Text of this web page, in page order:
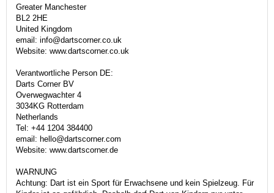
Greater Manchester
BL2 2HE
United Kingdom
email: info@dartscorner.co.uk
Website: www.dartscorner.co.uk
Verantwortliche Person DE:
Darts Corner BV
Overwegwachter 4
3034KG Rotterdam
Netherlands
Tel: +44 1204 384400
email: hello@dartscorner.com
Website: www.dartscorner.de
WARNUNG
Achtung: Dart ist ein Sport für Erwachsene und kein Spielzeug. Für